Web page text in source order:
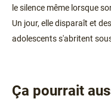
le silence même lorsque
Un jour, elle disparaît et
adolescents s'abritent
Ça pourrait